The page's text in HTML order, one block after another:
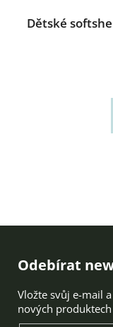
Dětské
Zápatí
Odebírat
Vložte svůj e-mail
nových